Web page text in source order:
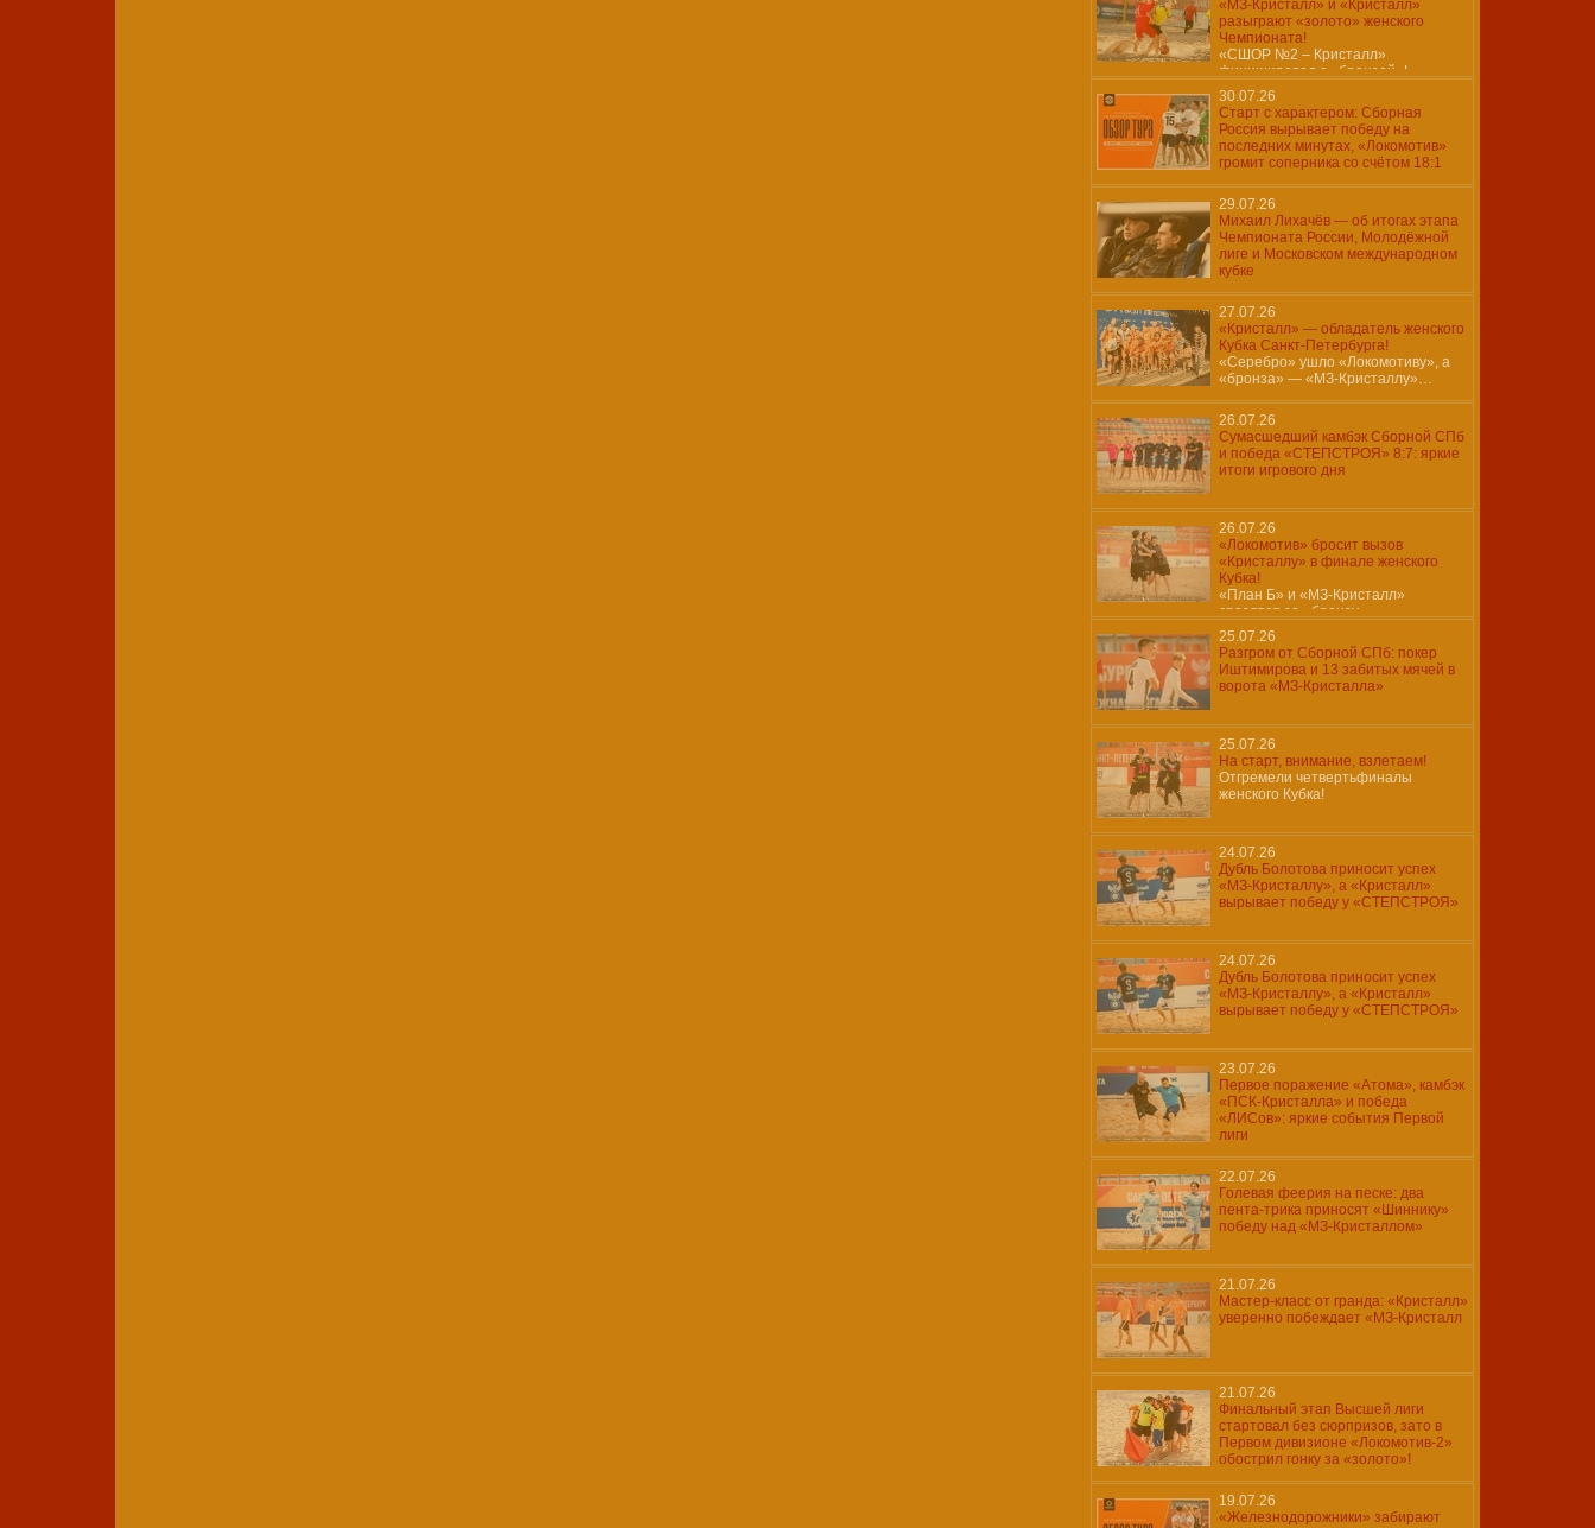
«МЗ-Кристалл» и «Кристалл»
разыграют «золото» женского
Чемпионата!
«СШОР №2 – Кристалл»
финишировал с «бронзой»!
30.07.26
Старт с характером: Сборная
Россия вырывает победу на
последних минутах, «Локомотив»
громит соперника со счётом 18:1
29.07.26
Михаил Лихачёв — об итогах этапа
Чемпионата России, Молодёжной
лиге и Московском международном
кубке
27.07.26
«Кристалл» — обладатель женского
Кубка Санкт-Петербурга!
«Серебро» ушло «Локомотиву», а
«бронза» — «МЗ-Кристаллу»…
26.07.26
Сумасшедший камбэк Сборной СПб
и победа «СТЕПСТРОЯ» 8:7: яркие
итоги игрового дня
26.07.26
«Локомотив» бросит вызов
«Кристаллу» в финале женского
Кубка!
«План Б» и «МЗ-Кристалл»
сразятся за «бронзу»…
25.07.26
Разгром от Сборной СПб: покер
Иштимирова и 13 забитых мячей в
ворота «МЗ-Кристалла»
25.07.26
На старт, внимание, взлетаем!
Отгремели четвертьфиналы
женского Кубка!
24.07.26
Дубль Болотова приносит успех
«МЗ-Кристаллу», а «Кристалл»
вырывает победу у «СТЕПСТРОЯ»
24.07.26
Дубль Болотова приносит успех
«МЗ-Кристаллу», а «Кристалл»
вырывает победу у «СТЕПСТРОЯ»
23.07.26
Первое поражение «Атома», камбэк
«ПСК-Кристалла» и победа
«ЛИСов»: яркие события Первой
лиги
22.07.26
Голевая феерия на песке: два
пента-трика приносят «Шиннику»
победу над «МЗ-Кристаллом»
21.07.26
Мастер-класс от гранда: «Кристалл»
уверенно побеждает «МЗ-Кристалл
21.07.26
Финальный этап Высшей лиги
стартовал без сюрпризов, зато в
Первом дивизионе «Локомотив-2»
обострил гонку за «золото»!
19.07.26
«Железнодорожники» забирают